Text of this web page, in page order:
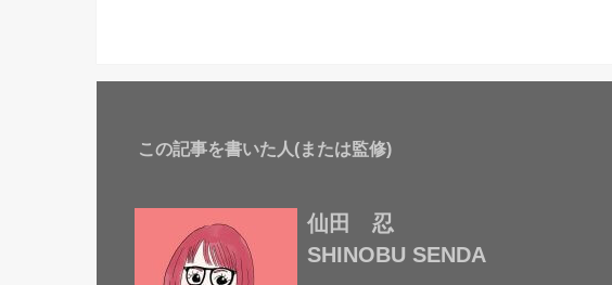
この記事を書いた人(または監修)
仙田 忍
SHINOBU SENDA